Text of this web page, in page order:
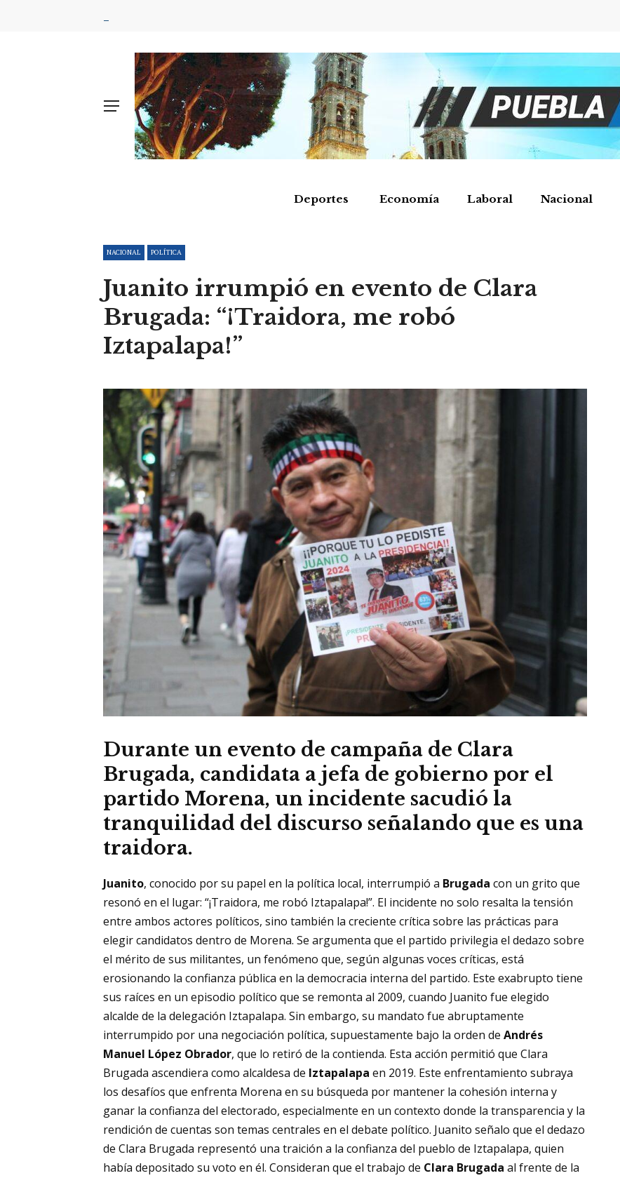
Deportes Economía Laboral Nacional
NACIONAL POLÍTICA
Juanito irrumpió en evento de Clara
Brugada: “¡Traidora, me robó
Iztapalapa!”
Durante un evento de campaña de Clara
Brugada, candidata a jefa de gobierno por el
partido Morena, un incidente sacudió la
tranquilidad del discurso señalando que es una
traidora.
Juanito, conocido por su papel en la política local, interrumpió a Brugada con un grito que
resonó en el lugar: “¡Traidora, me robó Iztapalapa!”. El incidente no solo resalta la tensión
entre ambos actores políticos, sino también la creciente crítica sobre las prácticas para
elegir candidatos dentro de Morena. Se argumenta que el partido privilegia el dedazo sobre
el mérito de sus militantes, un fenómeno que, según algunas voces críticas, está
erosionando la confianza pública en la democracia interna del partido. Este exabrupto tiene
sus raíces en un episodio político que se remonta al 2009, cuando Juanito fue elegido
alcalde de la delegación Iztapalapa. Sin embargo, su mandato fue abruptamente
interrumpido por una negociación política, supuestamente bajo la orden de Andrés
Manuel López Obrador, que lo retiró de la contienda. Esta acción permitió que Clara
Brugada ascendiera como alcaldesa de Iztapalapa en 2019. Este enfrentamiento subraya
los desafíos que enfrenta Morena en su búsqueda por mantener la cohesión interna y
ganar la confianza del electorado, especialmente en un contexto donde la transparencia y la
rendición de cuentas son temas centrales en el debate político. Juanito señalo que el dedazo
de Clara Brugada representó una traición a la confianza del pueblo de Iztapalapa, quien
había depositado su voto en él. Consideran que el trabajo de Clara Brugada al frente de la